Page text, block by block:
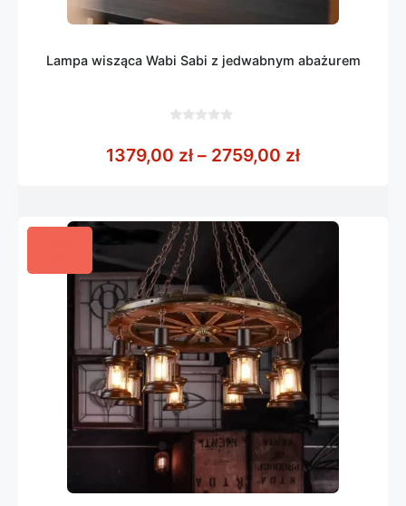
Lampa wisząca Wabi Sabi z jedwabnym abażurem
5
1379,00 zł – 2759,00 złZakres cen: